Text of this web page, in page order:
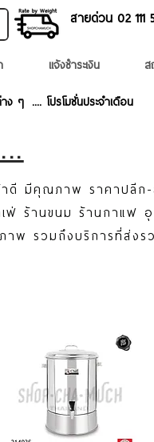
สายด่วน 02 ​111
แจ้งชำระเงิน ส
ง ๆ .... โปรโมชั่นประจำเดือน
าดี มีคุณภาพ ราคาปลีก-
ฟ่ ร้านขนม ร้านกาแฟ
พ รวมถึงบริการที่ส่งร